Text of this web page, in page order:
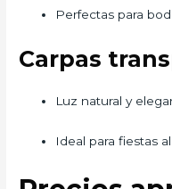
Perfectas para
Carpas
Luz natural y
Ideal para fiestas